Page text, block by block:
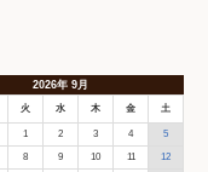
2026年9月
火 水 木 金 土
1 2 3 4 5
8 9 10 11 12